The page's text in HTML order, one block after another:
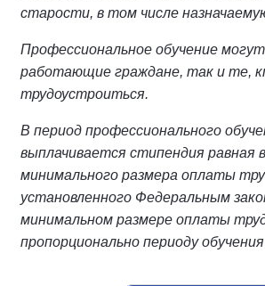
старости, в том числе
Профессиональное обучение
работающие граждане, так и те,
трудоустроиться.
В период профессионального
выплачивается стипендия равная
минимального размера оплаты
установленного Федеральным
минимальном размере оплаты
пропорционально периоду